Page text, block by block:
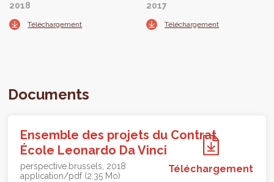
2018
Téléchargement
2017
Téléchargement
Documents
Ensemble des projets du Contrat
École Leonardo Da Vinci
perspective.brussels 2018
application/pdf (2.35 Mo)
Téléchargement